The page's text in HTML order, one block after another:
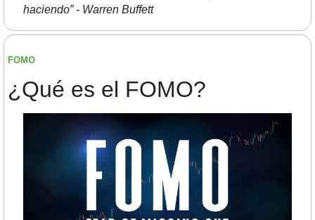
haciendo” - Warren Buffett
FOMO
¿Qué es el FOMO?